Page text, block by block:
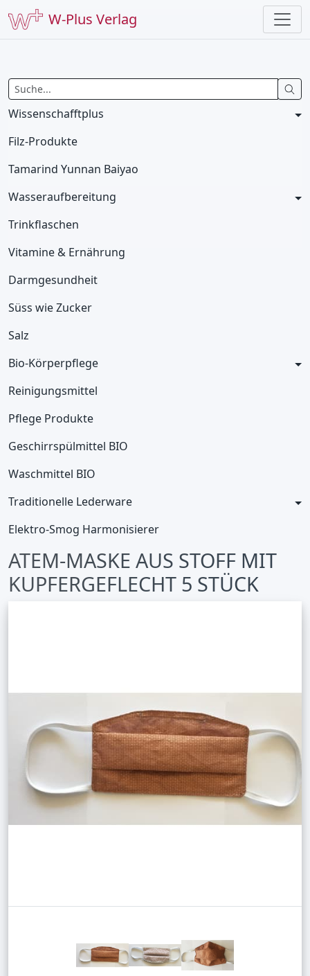
W-Plus Verlag
Wissenschafftplus
Filz-Produkte
Tamarind Yunnan Baiyao
Wasseraufbereitung
Trinkflaschen
Vitamine & Ernährung
Darmgesundheit
Süss wie Zucker
Salz
Bio-Körperpflege
Reinigungsmittel
Pflege Produkte
Geschirrspülmittel BIO
Waschmittel BIO
Traditionelle Lederware
Elektro-Smog Harmonisierer
ATEM-MASKE AUS STOFF MIT
KUPFERGEFLECHT 5 STÜCK